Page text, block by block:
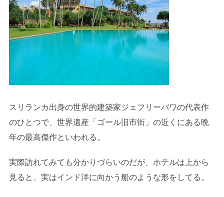
スリランカ出身の世界的建築家ジェフリーバワの代表作
のひとつで、世界遺産「ゴール旧市街」の近くにある晩
年の最高傑作といわれる。
実際訪れてみても分かりづらいのだが、ホテルは上から
見ると、実はインド洋に向かう船のような形をしてる。